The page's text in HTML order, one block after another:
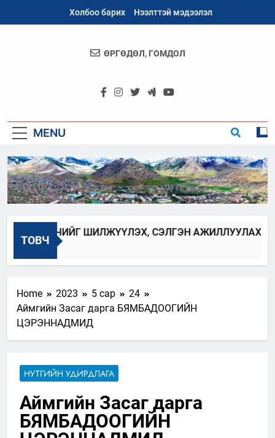
Холбоо барих Нээлттэй мэдээлэл
Архангай
ӨРГӨДӨЛ, ГОМДОЛ
MENU
ТОВЧ
ХААГЧИЙГ ШИЛЖҮҮЛЭХ, СЭЛГЭН АЖИЛЛУУЛАХ ЗАР
Home 2023 5 сар
24
Аймгийн Засаг дарга БЯМБАДООГИЙН
ЦЭРЭННАДМИД
НУТГИЙН УДИРДЛАГА
Аймгийн Засаг дарга
БЯМБАДООГИЙН